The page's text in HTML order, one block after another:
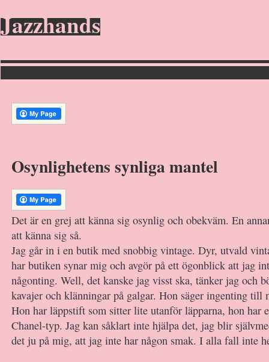
Jazzhands
Osynlighetens synliga mantel
Det är en grej att känna sig osynlig och obekväm. En
att känna sig så.
Jag går in i en butik med snobbig vintage. Dyr, utvald
har butiken synar mig och avgör på ett ögonblick att jag
någonting. Well, det kanske jag visst ska, tänker jag och
kavajer och klänningar på galgar. Hon säger ingenting till
Hon har läppstift som sitter lite utanför läpparna, hon har
Chanel-typ. Jag kan såklart inte hjälpa det, jag blir
det ju på mig, att jag inte har någon smak. I alla fall inte